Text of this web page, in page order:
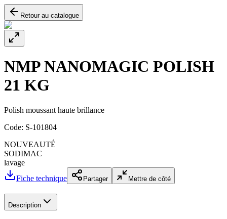
Retour au catalogue
NMP NANOMAGIC POLISH
21 KG
Polish moussant haute brillance
Code: S-101804
NOUVEAUTÉ
SODIMAC
lavage
Fiche technique
Partager Mettre de côté
Description